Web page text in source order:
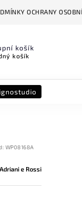
OCHRANY
košík
košík
WP08168A
Adriani e Rossi